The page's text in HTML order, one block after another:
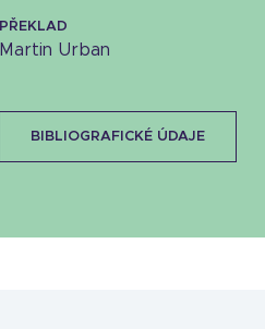
PŘEKLAD
Martin Urban
BIBLIOGRAFICKÉ ÚDAJE